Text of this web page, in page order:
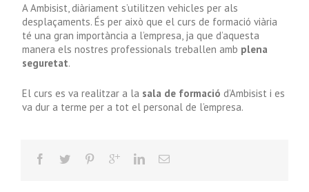
A Ambisist, diàriament s’utilitzen vehicles per als
desplaçaments. És per això que el curs de formació viària
té una gran importància a l’empresa, ja que d’aquesta
manera els nostres professionals treballen amb plena
seguretat.
El curs es va realitzar a la sala de formació d’Ambisist i es
va dur a terme per a tot el personal de l’empresa.